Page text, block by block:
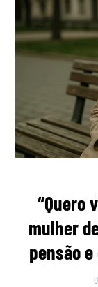
“Quero
mulher
pensão